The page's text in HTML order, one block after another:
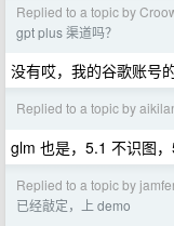
Replied to a topic by
gpt plus 渠道吗？
没有哎，我的谷歌账号
Replied to a topic by
glm 也是，5.1 不识图
Replied to a topic by
已经敲定，上 demo